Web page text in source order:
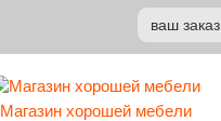
ваш заказ
Магазин хорошей мебели